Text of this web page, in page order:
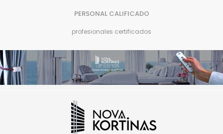
PERSONAL CALIFICADO
profesionales certificados